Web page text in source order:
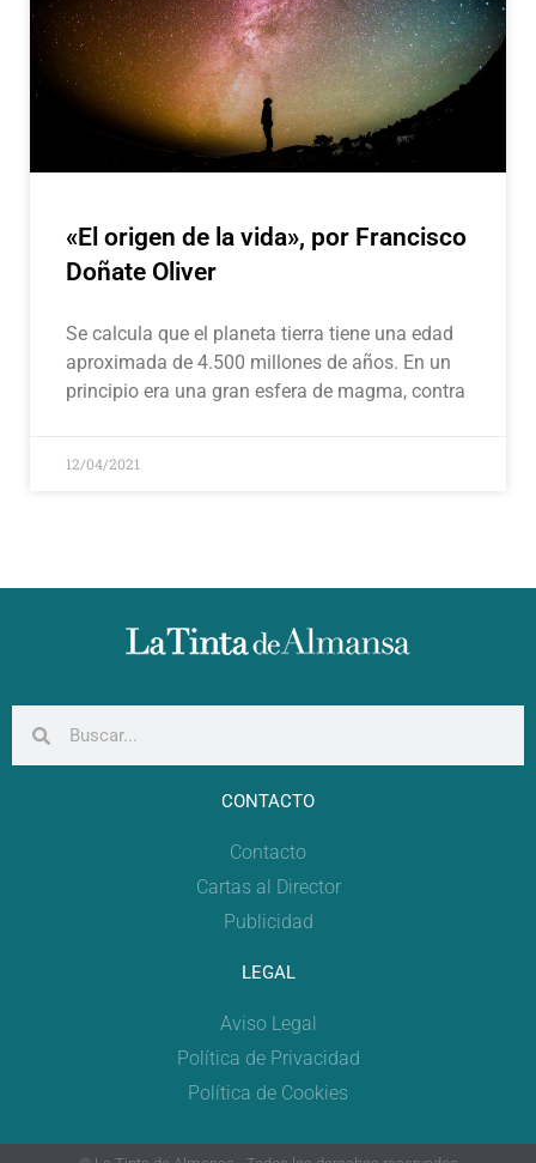
«El origen de la vida», por Francisco
Doñate Oliver
Se calcula que el planeta tierra tiene una edad
aproximada de 4.500 millones de años. En un
principio era una gran esfera de magma, contra
12/04/2021
CONTACTO
Contacto
Cartas al Director
Publicidad
LEGAL
Aviso Legal
Política de Privacidad
Política de Cookies